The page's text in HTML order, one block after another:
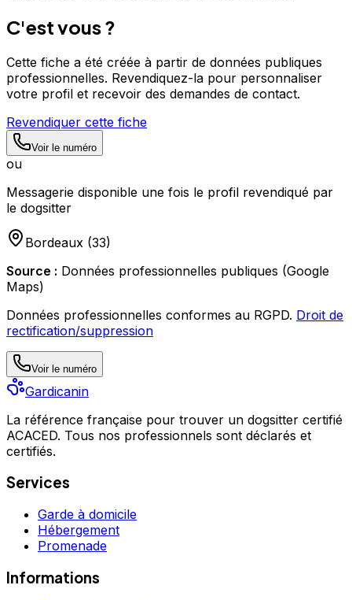
C'est vous ?
Cette fiche a été créée à partir de données publiques
professionnelles. Revendiquez-la pour personnaliser
votre profil et recevoir des demandes de contact.
Revendiquer cette fiche
Voir le numéro
ou
Messagerie disponible une fois le profil revendiqué par
le dogsitter
Bordeaux (33)
Source : Données professionnelles publiques (Google
Maps)
Données professionnelles conformes au RGPD. Droit de
rectification/suppression
Voir le numéro
Gardicanin
La référence française pour trouver un dogsitter certifié
ACACED. Tous nos professionnels sont déclarés et
certifiés.
Services
Garde à domicile
Hébergement
Promenade
Informations